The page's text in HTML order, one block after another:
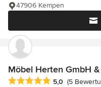
47906 Kempen
Möbel Herten GmbH &
Durchschnittliche
5,0 (5